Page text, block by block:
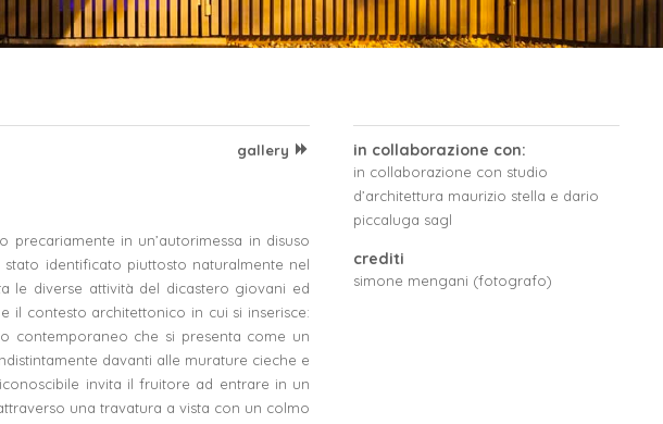
gallery
in un’autorimessa in disuso
identificato piuttosto naturalmente nel
le diverse attività del dicastero giovani ed
il contesto architettonico in cui si inserisce:
contemporaneo che si presenta come un
davanti alle murature cieche e
invita il fruitore ad entrare in un
una travatura a vista con un colmo
in collaborazione con:
in collaborazione con studio
d’architettura maurizio stella e dario
piccaluga sagl
crediti
simone mengani (fotografo)